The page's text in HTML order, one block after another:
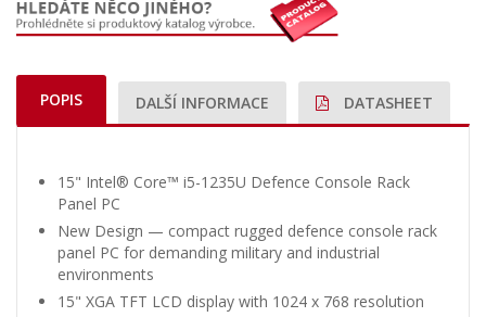
POPIS DALŠÍ INFORMACE DATASHEET
15" Intel® Core™ i5-1235U Defence Console Rack
Panel PC
New Design — compact rugged defence console rack
panel PC for demanding military and industrial
environments
15" XGA TFT LCD display with 1024 x 768 resolution